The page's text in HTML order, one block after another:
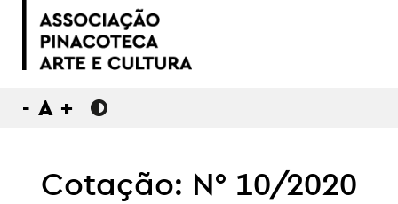
- A +
Cotação: N° 10/2020